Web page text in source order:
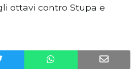
ottavi contro Stupa e